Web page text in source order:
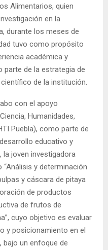
Alimentarios, quien
en la
durante los meses de
tuvo como propósito
académica y
de la estrategia de
de la institución.
con el apoyo
Humanidades,
Puebla), como parte de
educativo y
la joven investigadora
y determinación
y cáscara de pitaya
de productos
de frutos de
cuyo objetivo es evaluar
y posicionamiento en el
un enfoque de